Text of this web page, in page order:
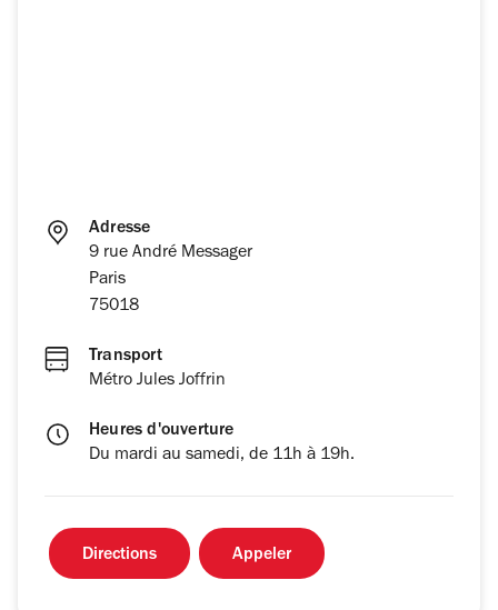
Adresse
9 rue André Messager
Paris
75018
Transport
Métro Jules Joffrin
Heures d'ouverture
Du mardi au samedi, de 11h à 19h.
Directions Appeler